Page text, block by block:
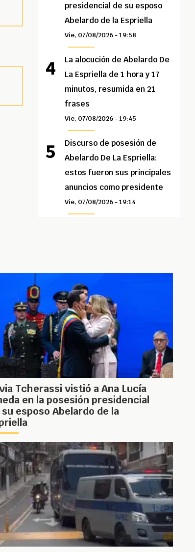
presidencial de su esposo
Abelardo de la Espriella
Vie, 07/08/2026 - 19:58
La alocución de Abelardo De
La Espriella de 1 hora y 17
minutos, resumida en 21
frases
Vie, 07/08/2026 - 19:45
Discurso de posesión de
Abelardo De La Espriella:
estos fueron sus principales
anuncios como presidente
Vie, 07/08/2026 - 19:14
Tcherassi vistió a Ana Lucía
en la posesión presidencial
su esposo Abelardo de la